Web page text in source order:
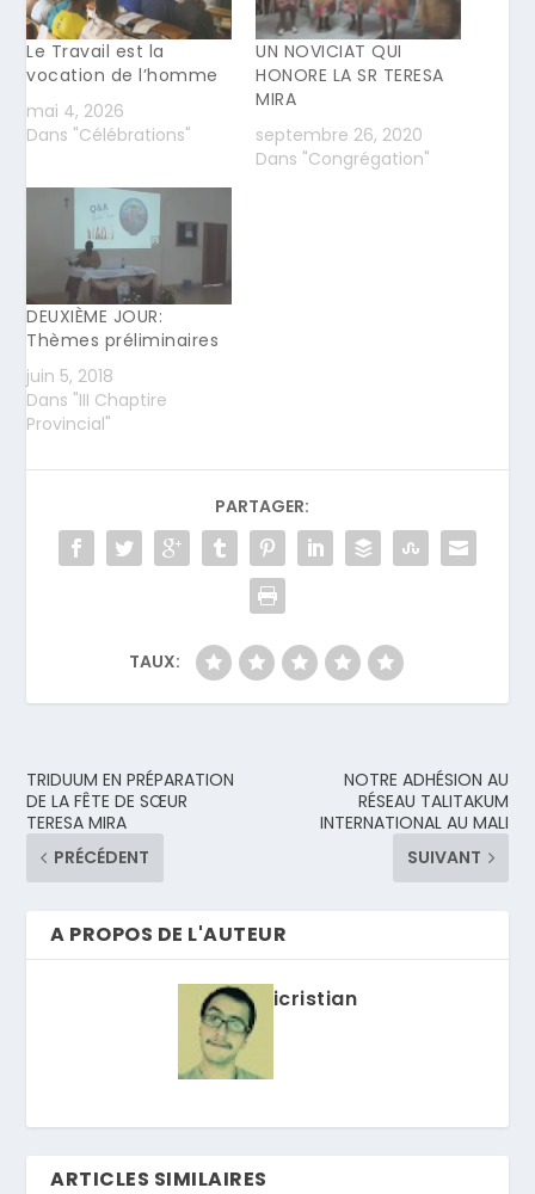
Le Travail est la
vocation de l’homme
mai 4, 2026
Dans "Célébrations"
UN NOVICIAT QUI
HONORE LA SR TERESA
MIRA
septembre 26, 2020
Dans "Congrégation"
DEUXIÈME JOUR:
Thèmes préliminaires
juin 5, 2018
Dans "III Chaptire
Provincial"
PARTAGER:
TAUX:
TRIDUUM EN PRÉPARATION
DE LA FÊTE DE SŒUR
TERESA MIRA
PRÉCÉDENT
NOTRE ADHÉSION AU
RÉSEAU TALITAKUM
INTERNATIONAL AU MALI
SUIVANT
A PROPOS DE L'AUTEUR
icristian
ARTICLES SIMILAIRES